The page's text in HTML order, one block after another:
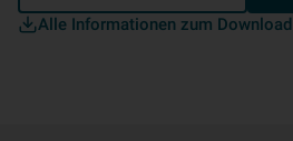
Alle Informationen zum Download